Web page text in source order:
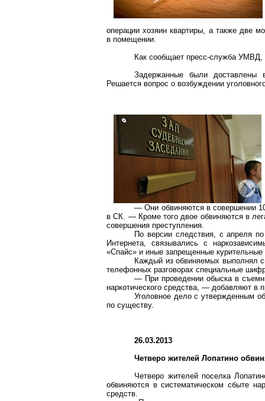
операции хозяин квартиры, а также две
в помещении.
Как сообщает пресс-служба УМВД,
Задержанные были доставлены
Решается вопрос о возбуждении
— Они обвиняются в совершении
в СК. — Кроме того двое обвиняются в
совершения преступления.
По версии следствия, с апреля
Интернета, связывались с
«Спайс» и иные запрещенные курительные
Каждый из обвиняемых выполнял
телефонных разговорах специальные
— При проведении обыска в
наркотического средства, — добавляют в
Уголовное дело с утвержденным
по существу.
26.03.2013
Четверо жителейЛопатино
Четверо жителей поселка
обвиняются в систематическом сбыте
средств.